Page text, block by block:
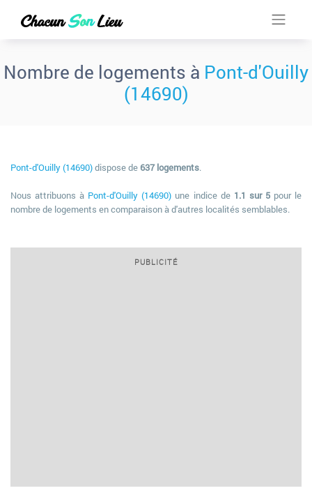
Nombre de logements à Pont-d'Ouilly
(14690)
Pont-d'Ouilly (14690)dispose de 637 logements.
Nous attribuons à Pont-d'Ouilly (14690) une indice de 1.1 sur 5pour le
nombre de logements en comparaison à d'autres localités semblables.
PUBLICITÉ